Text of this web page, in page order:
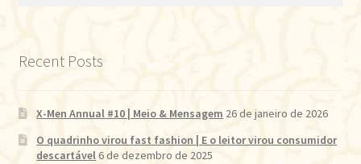
Recent Posts
X-Men Annual #10 | Meio & Mensagem 26 de janeiro de 2026
O quadrinho virou fast fashion | E o leitor virou consumidor
descartável6 de dezembro de 2025